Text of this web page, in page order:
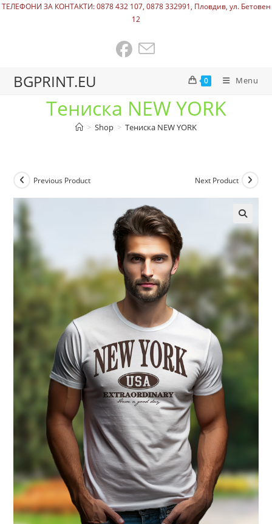
ТЕЛЕФОНИ ЗА КОНТАКТИ: 0878 432 107, 0878 332991, Пловдив, ул. Бетовен
12
BGPRINT.EU 0 Menu
Тениска NEW YORK
> Shop > Тениска NEW YORK
Previous Product Next Product